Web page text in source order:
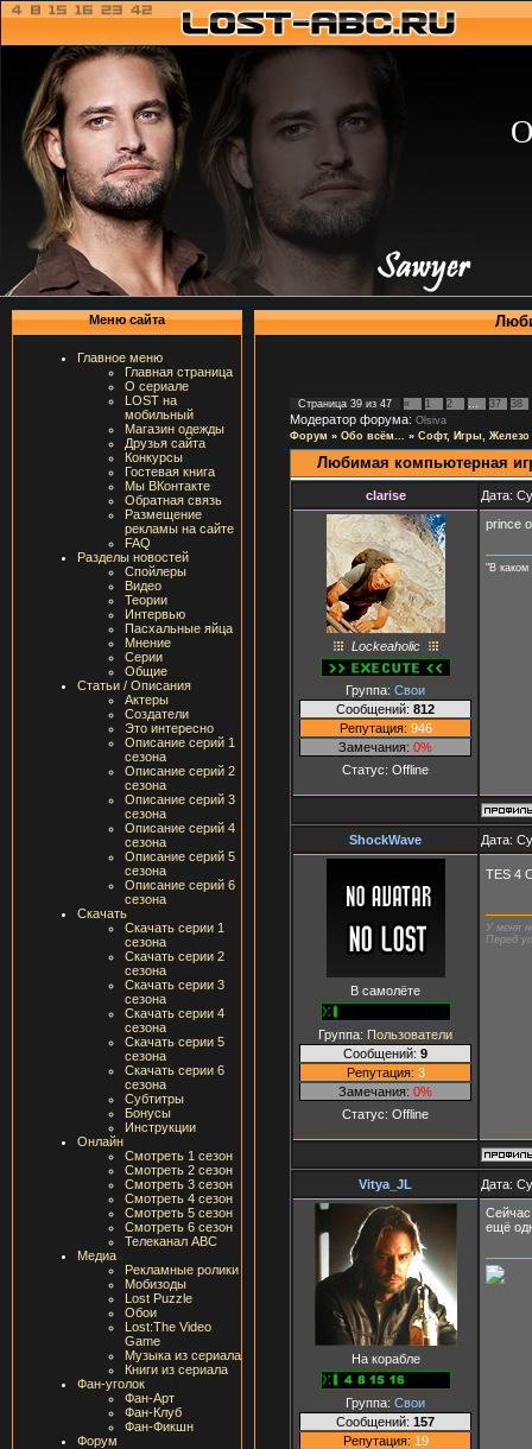
Меню сайта
Главное меню
Главная страница
О сериале
LOST на
мобильный
Магазин одежды
Друзья сайта
Конкурсы
Гостевая книга
Мы ВКонтакте
Обратная связь
Размещение
рекламы на сайте
FAQ
Разделы новостей
Спойлеры
Видео
Теории
Интервью
Пасхальные яйца
Мнение
Серии
Общие
Статьи / Описания
Актеры
Создатели
Это интересно
Описание серий 1
сезона
Описание серий 2
сезона
Описание серий 3
сезона
Описание серий 4
сезона
Описание серий 5
сезона
Описание серий 6
сезона
Скачать
Скачать серии 1
сезона
Скачать серии 2
сезона
Скачать серии 3
сезона
Скачать серии 4
сезона
Скачать серии 5
сезона
Скачать серии 6
сезона
Субтитры
Бонусы
Инструкции
Онлайн
Смотреть 1 сезон
Смотреть 2 сезон
Смотреть 3 сезон
Смотреть 4 сезон
Смотреть 5 сезон
Смотреть 6 сезон
Телеканал ABC
Медиа
Рекламные ролики
Мобизоды
Lost Puzzle
Обои
Lost:The Video
Game
Музыка из сериала
Книги из сериала
Фан-уголок
Фан-Арт
Фан-Клуб
Фан-Фикшн
Форум
Страница 39 из 47 « 1 2 37 38
Модератор форума: Olsiva
Форум » Обо всём... » Софт, Игры, Железо
Любимая компьютерная
clarise Дата:
Lockeaholic
Группа: Свои
Сообщений: 812
Репутация: 946
Замечания: 0%
Статус: Offline
prince
"В
ShockWave Дата:
В самолёте
Группа: Пользователи
Сообщений: 9
Репутация: 3
Замечания: 0%
Статус: Offline
TES 4
У меня
Перед
Vitya_JL Дата:
На корабле
Группа: Свои
Сообщений: 157
Репутация: 19
Сейчас
ещё